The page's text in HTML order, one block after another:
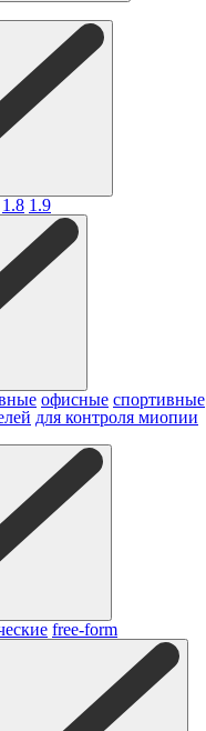
1.8 1.9
офисные спортивные
для контроля миопии
free-form